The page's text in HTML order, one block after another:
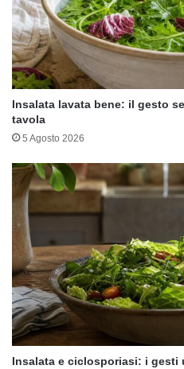
Insalata lavata bene: il gesto
tavola
5 Agosto 2026
Insalata e ciclosporiasi: i gesti